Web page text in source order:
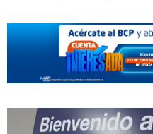
WhatsApp